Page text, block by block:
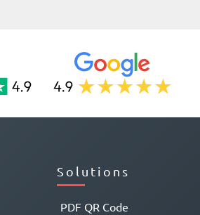
Solutions
PDF QR Code